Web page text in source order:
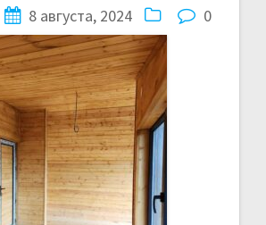
8 августа, 2024 0